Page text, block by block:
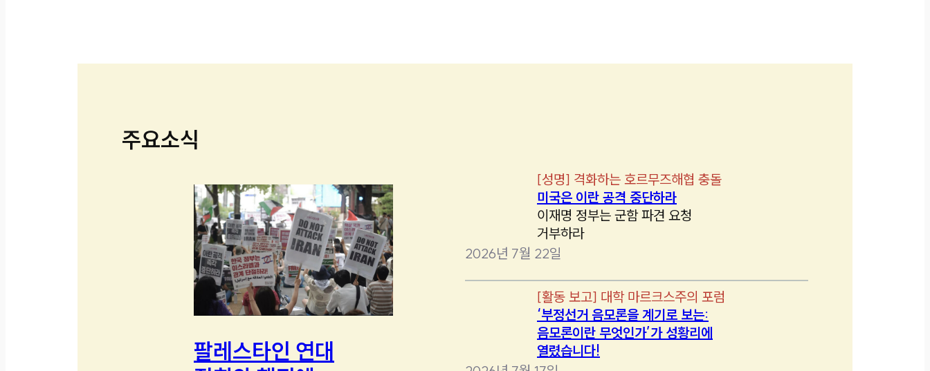
주요소식
팔레스타인 연대
[성명] 격화하는 호르무즈해협 충돌
미국은 이란 공격 중단하라
이재명 정부는 군함 파견 요청
거부하라
2026년 7월 22일
[활동 보고] 대학 마르크스주의 포럼
‘부정선거 음모론을 계기로 보는:
음모론이란 무엇인가’가 성황리에
열렸습니다!